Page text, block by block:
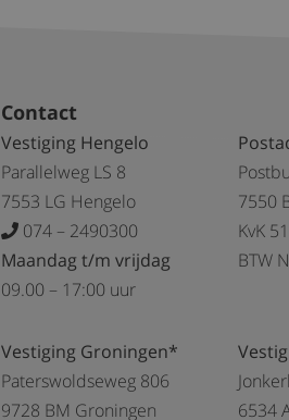
Contact
Vestiging Hengelo
Parallelweg LS 8
7553 LG Hengelo
074 – 2490300
Maandag t/m vrijdag
09.00 – 17:00 uur
7550
KvK
BTW
Vestiging Groningen*
Paterswoldseweg 806
9728 BM Groningen
6534